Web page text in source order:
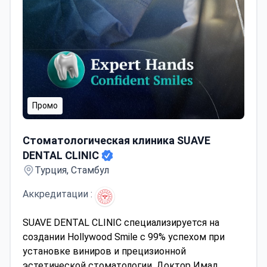
Промо
Стоматологическая клиника SUAVE
DENTAL CLINIC
Турция, Стамбул
Аккредитации :
SUAVE DENTAL CLINIC специализируется на
создании Hollywood Smile с 99% успехом при
установке виниров и прецизионной